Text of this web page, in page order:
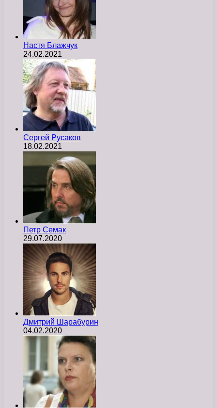
Настя Блажчук
24.02.2021
Сергей Русаков
18.02.2021
Петр Семак
29.07.2020
Дмитрий Шарабурин
04.02.2020